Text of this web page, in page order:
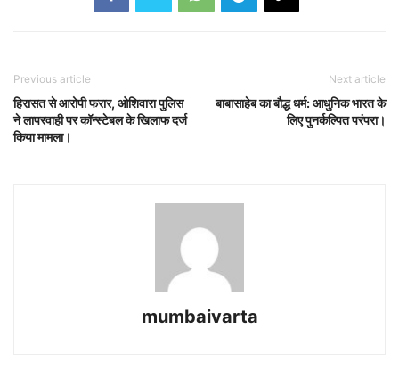
Previous article
हिरासत से आरोपी फरार, ओशिवारा पुलिस
ने लापरवाही पर कॉन्स्टेबल के खिलाफ दर्ज
किया मामला।
Next article
बाबासाहेब का बौद्ध धर्म: आधुनिक भारत के
लिए पुनर्कल्पित परंपरा।
mumbaivarta